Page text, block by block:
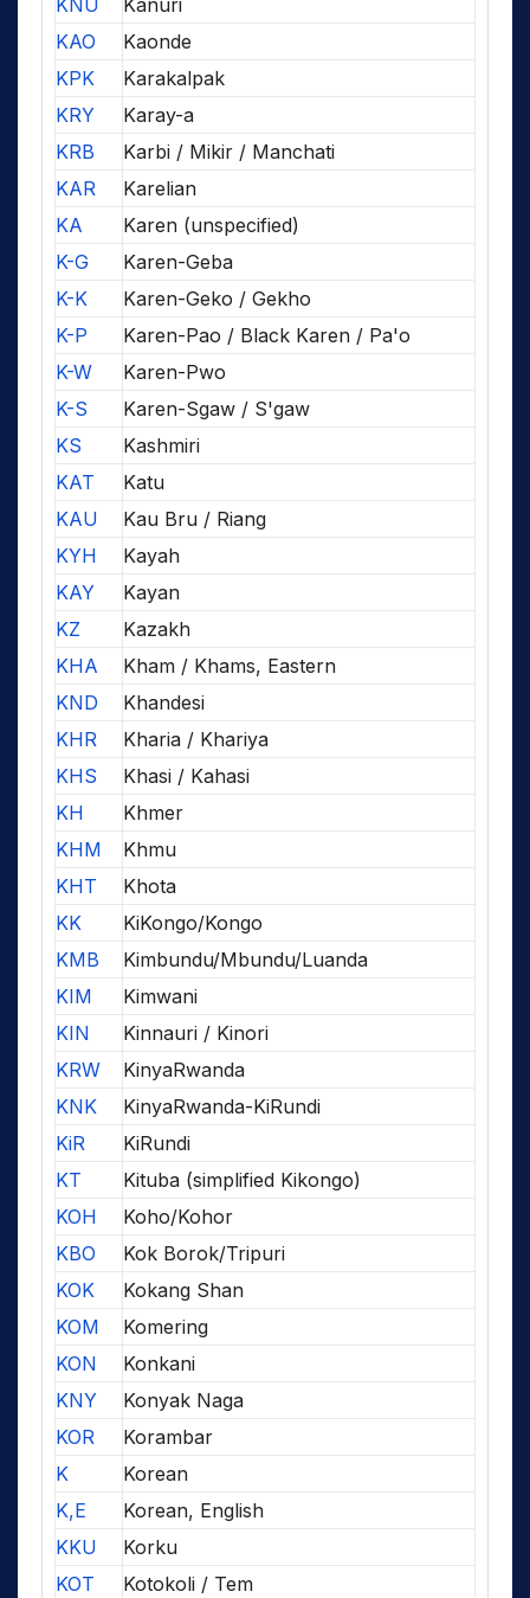
KNU
Kanuri
KAO
Kaonde
KPK
Karakalpak
KRY
Karay-a
KRB
Karbi / Mikir / Manchati
KAR
Karelian
KA
Karen (unspecified)
K-G
Karen-Geba
K-K
Karen-Geko / Gekho
K-P
Karen-Pao / Black Karen / Pa'o
K-W
Karen-Pwo
K-S
Karen-Sgaw / S'gaw
KS
Kashmiri
KAT
Katu
KAU
Kau Bru / Riang
KYH
Kayah
KAY
Kayan
KZ
Kazakh
KHA
Kham / Khams, Eastern
KND
Khandesi
KHR
Kharia / Khariya
KHS
Khasi / Kahasi
KH
Khmer
KHM
Khmu
KHT
Khota
KK
KiKongo/Kongo
KMB
Kimbundu/Mbundu/Luanda
KIM
Kimwani
KIN
Kinnauri / Kinori
KRW
KinyaRwanda
KNK
KinyaRwanda-KiRundi
KiR
KiRundi
KT
Kituba (simplified Kikongo)
KOH
Koho/Kohor
KBO
Kok Borok/Tripuri
KOK
Kokang Shan
KOM
Komering
KON
Konkani
KNY
Konyak Naga
KOR
Korambar
K
Korean
K,E
Korean, English
KKU
Korku
KOT
Kotokoli / Tem